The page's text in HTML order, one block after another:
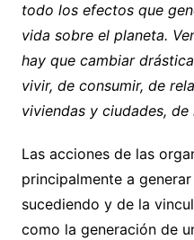
todo los efectos que
vida sobre el planeta.
hay que cambiar
vivir, de consumir, de
viviendas y ciudades, de
Las acciones de las
principalmente a
sucediendo y de la
como la generación de